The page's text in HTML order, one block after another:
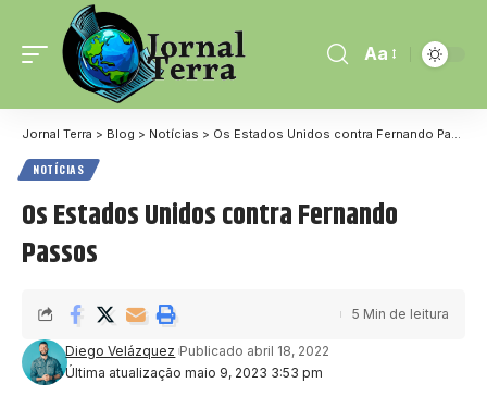
Aa
Jornal Terra > Blog > Notícias > Os Estados Unidos contra Fernando Passos
NOTÍCIAS
Os Estados Unidos contra Fernando
Passos
Última atualização maio 9, 2023 3:53 pm
Diego Velázquez Publicado abril 18, 2022
5 Min de leitura